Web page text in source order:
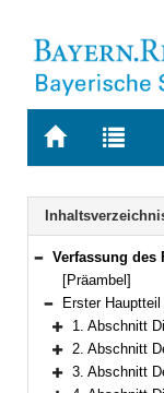
Zur
Zur
Bereich reduzieren
Verfassung des Freistaates Bayern in
[Präambel]
Bereich reduzieren
Erster
Bereich erweitern
1. Abschnitt
Bereich erweitern
2. Abschnitt
Bereich erweitern
3. Abschnitt